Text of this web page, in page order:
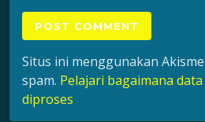
Situs ini menggunakan
spam. Pelajari bagaimana
diproses